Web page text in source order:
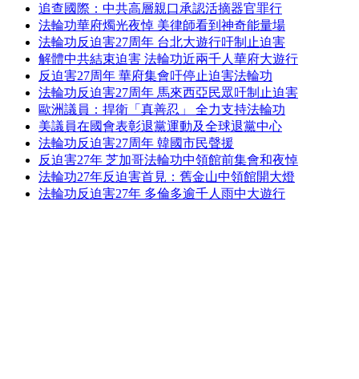
追查國際：中共高層親口承認活摘器官罪行
法輪功華府燭光夜悼 美律師看到神奇能量場
法輪功反迫害27周年 台北大遊行吁制止迫害
解體中共結束迫害 法輪功近兩千人華府大遊行
反迫害27周年 華府集會吁停止迫害法輪功
法輪功反迫害27周年 馬來西亞民眾吁制止迫害
歐洲議員：捍衛「真善忍」 全力支持法輪功
美議員在國會表彰退黨運動及全球退黨中心
法輪功反迫害27周年 韓國市民聲援
反迫害27年 芝加哥法輪功中領館前集會和夜悼
法輪功27年反迫害首見：舊金山中領館開大燈
法輪功反迫害27年 多倫多逾千人雨中大遊行